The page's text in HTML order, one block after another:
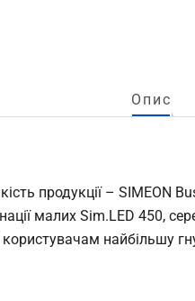
Опис
продукції – SIMEON
малих Sim.LED 450,
найбільшу